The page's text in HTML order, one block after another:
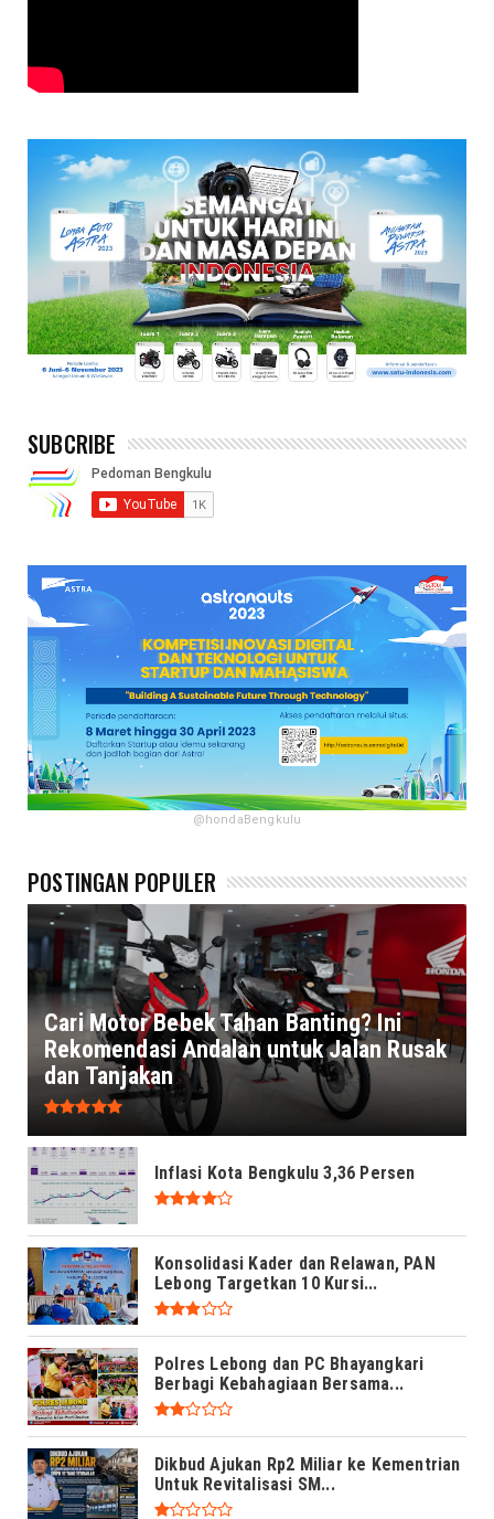
SUBCRIBE
@hondaBengkulu
POSTINGAN POPULER
Cari Motor Bebek Tahan Banting? Ini
Rekomendasi Andalan untuk Jalan Rusak
dan Tanjakan
Inflasi Kota Bengkulu 3,36 Persen
Konsolidasi Kader dan Relawan, PAN
Lebong Targetkan 10 Kursi...
Polres Lebong dan PC Bhayangkari
Berbagi Kebahagiaan Bersama...
Dikbud Ajukan Rp2 Miliar ke Kementrian
Untuk Revitalisasi SM...